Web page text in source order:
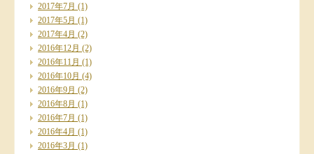
2017年7月 (1)
2017年5月 (1)
2017年4月 (2)
2016年12月 (2)
2016年11月 (1)
2016年10月 (4)
2016年9月 (2)
2016年8月 (1)
2016年7月 (1)
2016年4月 (1)
2016年3月 (1)